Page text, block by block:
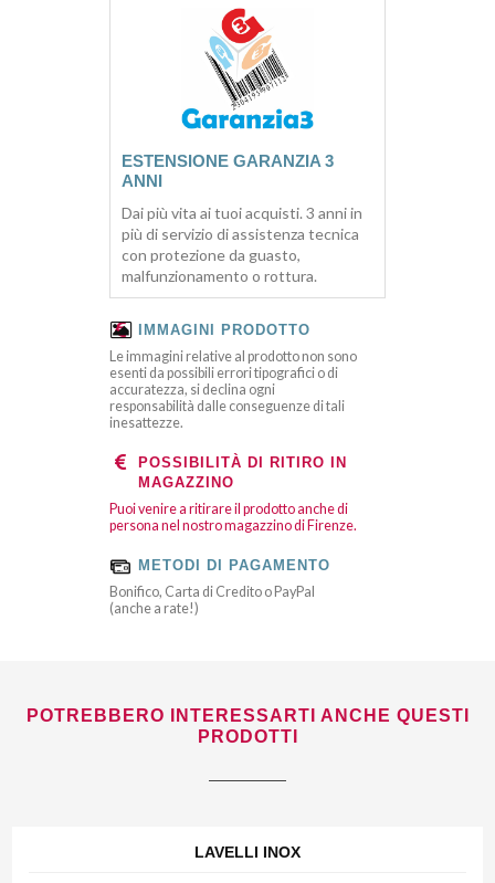
ESTENSIONE GARANZIA 3
ANNI
Dai più vita ai tuoi acquisti. 3 anni in
più di servizio di assistenza tecnica
con protezione da guasto,
malfunzionamento o rottura.
IMMAGINI PRODOTTO
Le immagini relative al prodotto non sono
esenti da possibili errori tipografici o di
accuratezza, si declina ogni
responsabilità dalle conseguenze di tali
inesattezze.
POSSIBILITÀ DI RITIRO IN
MAGAZZINO
Puoi venire a ritirare il prodotto anche di
persona nel nostro magazzino di Firenze.
METODI DI PAGAMENTO
Bonifico, Carta di Credito o PayPal
(anche a rate!)
POTREBBERO INTERESSARTI ANCHE QUESTI
PRODOTTI
LAVELLI INOX